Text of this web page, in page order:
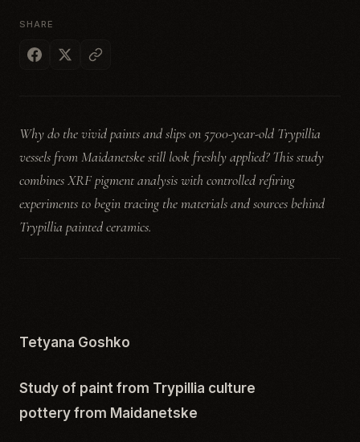
SHARE
Why do the vivid paints and slips on 5700-year-old Trypillia
vessels from Maidanetske still look freshly applied? This study
combines XRF pigment analysis with controlled refiring
experiments to begin tracing the materials and sources behind
Trypillia painted ceramics.
Tetyana Goshko
Study of paint from Trypillia culture
pottery from Maidanetske